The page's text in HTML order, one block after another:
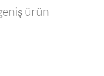
ürün